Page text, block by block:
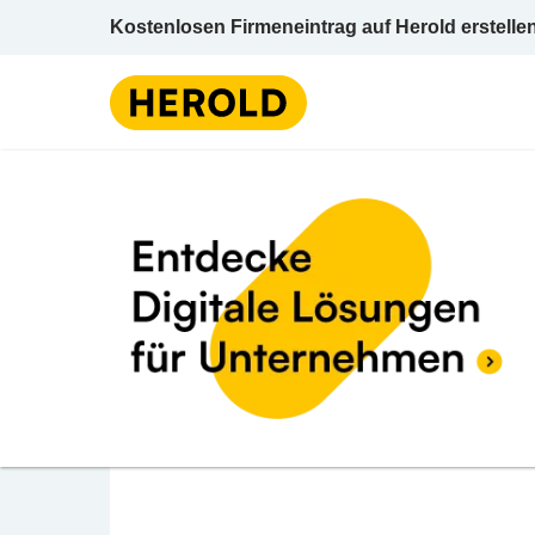
Kostenlosen Firmeneintrag auf Herold
BEWERTUNG ABGEBEN
Kone AG
Hamerlingstraße 44 4020 Linz Linz (Stadt)